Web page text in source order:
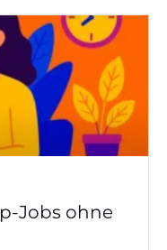
Jobs ohne